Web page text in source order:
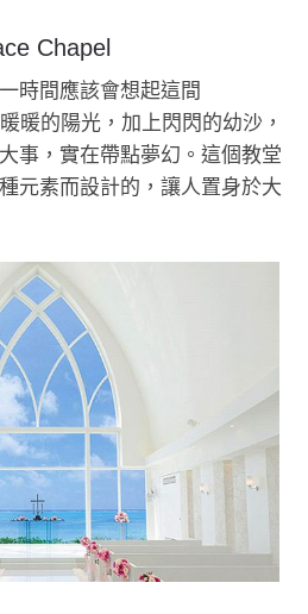
Chapel
時間應該會想起這間
暖的陽光，加上閃閃的幼沙，
事，實在帶點夢幻。這個教堂
元素而設計的，讓人置身於大